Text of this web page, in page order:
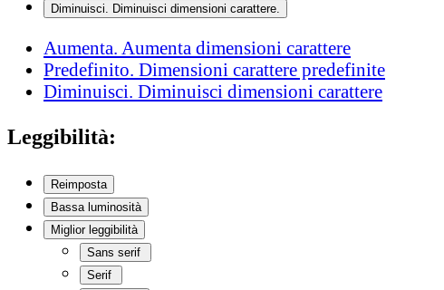
Diminuisci . Diminuisci dimensioni carattere.
Aumenta . Aumenta dimensioni carattere
Predefinito . Dimensioni carattere predefinite
Diminuisci . Diminuisci dimensioni carattere
Leggibilità:
Reimposta
Bassa luminosità
Miglior leggibilità
Sans serif
Serif